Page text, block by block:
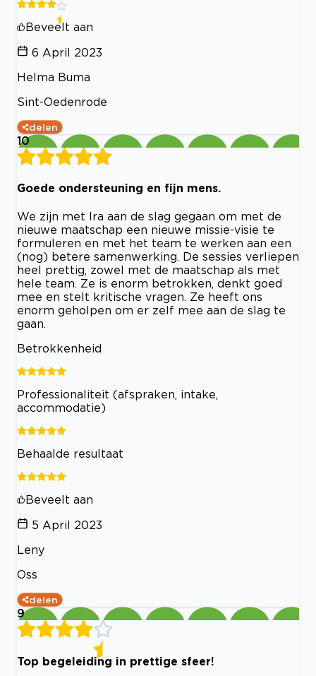
Beveelt aan
6 April 2023
Helma Buma
Sint-Oedenrode
delen
10
Goede ondersteuning en fijn mens.
We zijn met Ira aan de slag gegaan om met de
nieuwe maatschap een nieuwe missie-visie te
formuleren en met het team te werken aan een
(nog) betere samenwerking. De sessies verliepen
heel prettig, zowel met de maatschap als met
hele team. Ze is enorm betrokken, denkt goed
mee en stelt kritische vragen. Ze heeft ons
enorm geholpen om er zelf mee aan de slag te
gaan.
Betrokkenheid
Professionaliteit (afspraken, intake,
accommodatie)
Behaalde resultaat
Beveelt aan
5 April 2023
Leny
Oss
delen
9
Top begeleiding in prettige sfeer!